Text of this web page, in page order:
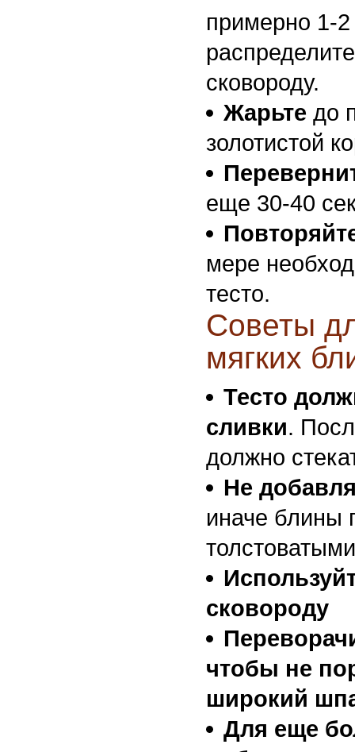
примерно 1-
сковороду.
Жарьте до
золотистой
еще 30-40
мере
тесто.
Советы
мягких
Тесто
сливки.
должно
Не
иначе блины
сковороду
чтобы не
широкий
Для еще